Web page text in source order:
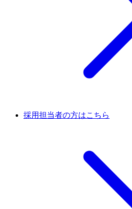
採用担当者の方はこちら